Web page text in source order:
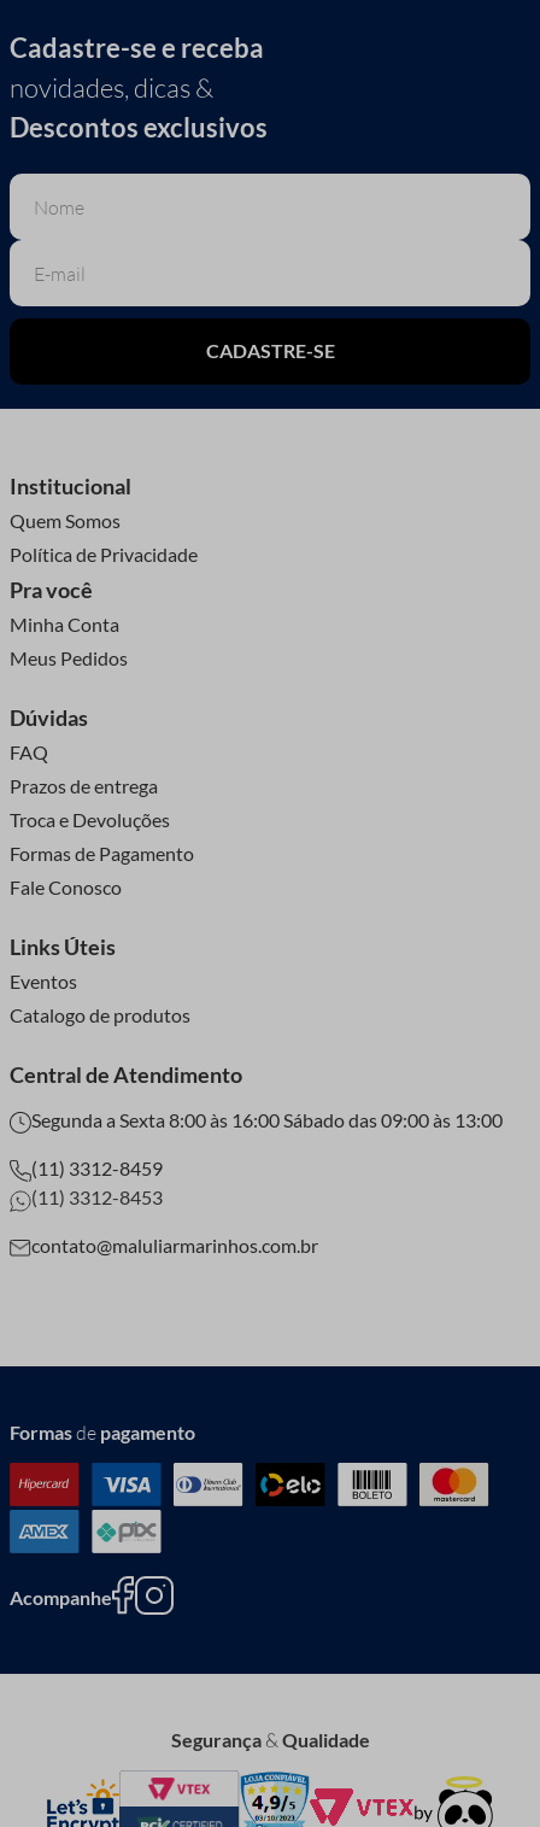
Cadastre-se e receba
novidades, dicas &
Descontos exclusivos
CADASTRE-SE
Institucional
Quem Somos
Política de Privacidade
Pra você
Minha Conta
Meus Pedidos
Dúvidas
FAQ
Prazos de entrega
Troca e Devoluções
Formas de Pagamento
Fale Conosco
Links Úteis
Eventos
Catalogo de produtos
Central de Atendimento
Segunda a Sexta 8:00 às 16:00 Sábado das 09:00 às 13:00
(11) 3312-8459
(11) 3312-8453
contato@maluliarmarinhos.com.br
Formasde pagamento
Acompanhe
Segurança&Qualidade